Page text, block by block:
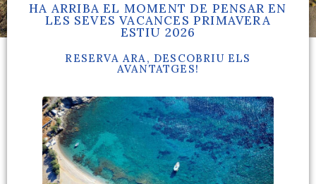
HA ARRIBA EL MOMENT DE PENSAR EN
LES SEVES VACANCES PRIMAVERA
ESTIU 2026
RESERVA ARA, DESCOBRIU ELS
AVANTATGES!